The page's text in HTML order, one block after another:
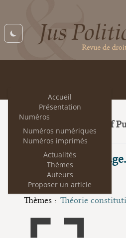
Accueil
Présentation
Numéros
Numéros numériques
Numéros imprimés
Actualités
Thèmes
Auteurs
Proposer un article
Foundations of
Le journal d’un
Franck Laffaille
Thèmes : Théorie